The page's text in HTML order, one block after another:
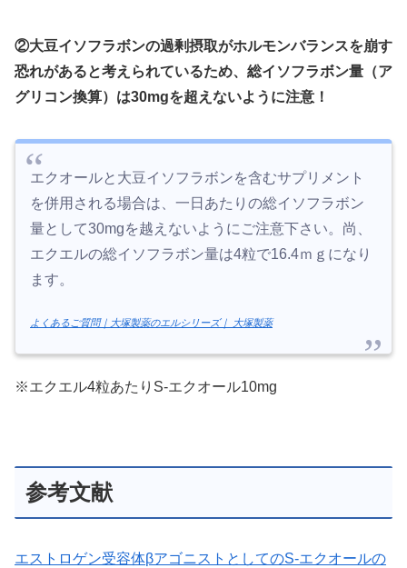
②大豆イソフラボンの過剰摂取がホルモンバランスを崩す
恐れがあると考えられているため、総イソフラボン量（ア
グリコン換算）は30mgを超えないように注意！
エクオールと大豆イソフラボンを含むサプリメント
を併用される場合は、一日あたりの総イソフラボン
量として30mgを越えないようにご注意下さい。尚、
エクエルの総イソフラボン量は4粒で16.4ｍｇになり
ます。
よくあるご質問｜大塚製薬のエルシリーズ｜ 大塚製薬
※エクエル4粒あたりS-エクオール10mg
参考文献
エストロゲン受容体βアゴニストとしてのS-エクオールの